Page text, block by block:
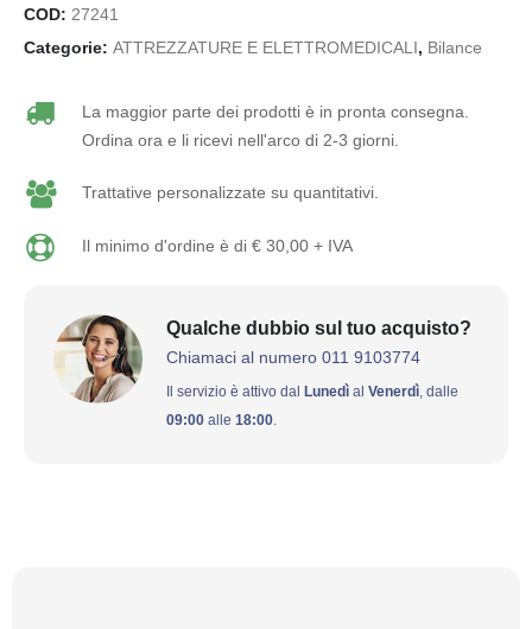
COD: 27241
Categorie: ATTREZZATURE E ELETTROMEDICALI , Bilance
La maggior parte dei prodotti è in pronta consegna.
Ordina ora e li ricevi nell'arco di 2-3 giorni.
Trattative personalizzate su quantitativi.
Il minimo d'ordine è di € 30,00 + IVA
Qualche dubbio sul tuo acquisto?
Chiamaci al numero 011 9103774
Il servizio è attivo dal Lunedì al Venerdì , dalle
09:00 alle 18:00